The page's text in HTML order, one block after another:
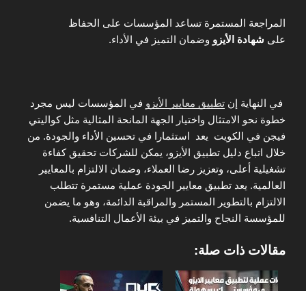
المراجعة المستمرة تساعد المؤسسات على الحفاظ
على شهادة الأيزو وضمان التميز في الأداء.
في النهاية إن تطبيق معايير الأيزو في المؤسسات ليس مجرد
خطوة نحو الامتثال واختيار الجهة المانحة المثالية مثل كواليتي
فيجن في الكويت يعد استثمارا في تحسين الأداء والجودة. من
خلال اتباع دليل تطبيق الأيزو، يمكن للشركات تحقيق كفاءة
تشغيلية أعلى، وتعزيز رضا العملاء، وضمان الالتزام بالمعايير
العالمية. يعد تطبيق معايير الجودة عملية مستمرة تتطلب
الالتزام بالتطوير المستمر والمراقبة الدائمة، وهو ما يضمن
للمؤسسة النجاح والتميز في بيئة الأعمال التنافسية.
مقالات ذات صلة: